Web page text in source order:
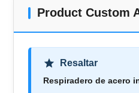
Product Custom
Resaltar
Respiradero de acero